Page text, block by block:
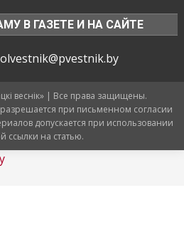
В ГАЗЕТЕ И НА САЙТЕ
веснік» | Все права защищены.
при письменном согласии
допускается при использовании
ссылки на статью.